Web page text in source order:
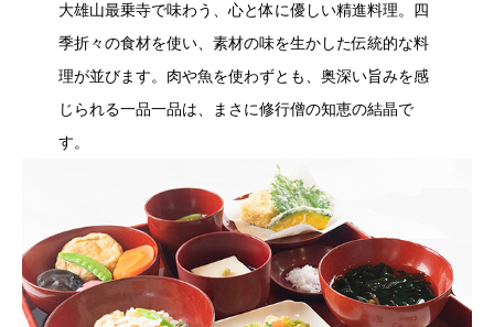
大雄山最乗寺で味わう、心と体に優しい精進料理。四
季折々の食材を使い、素材の味を生かした伝統的な料
理が並びます。肉や魚を使わずとも、奥深い旨みを感
じられる一品一品は、まさに修行僧の知恵の結晶で
す。